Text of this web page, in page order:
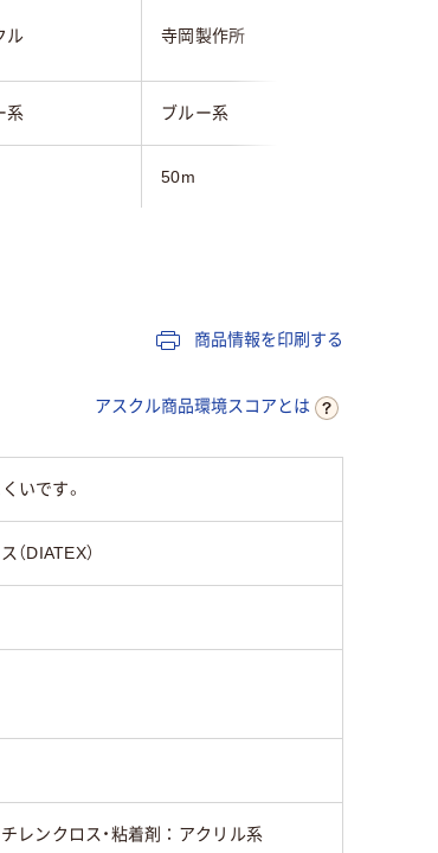
ル 寺岡製作所
系 ブルー系
50m
商品情報を印刷する
アスクル商品環境スコアとは
いです。
（DIATEX）
レンクロス・粘着剤：アクリル系